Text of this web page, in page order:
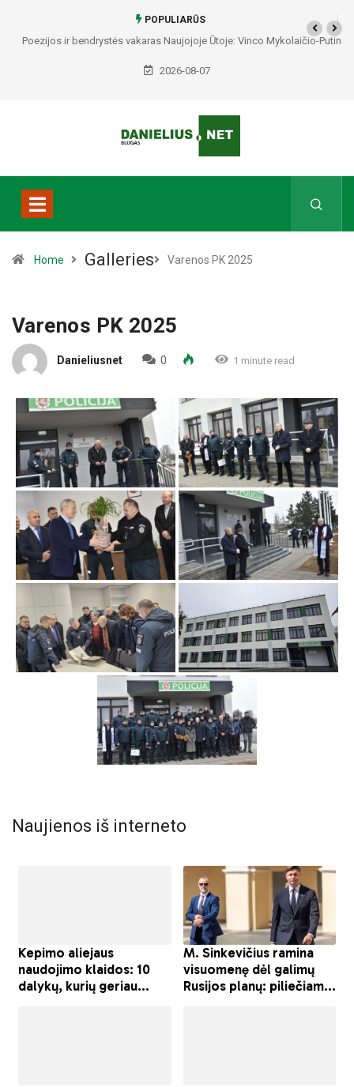
POPULIARŪS
Poezijos ir bendrystės vakaras Naujojoje Ūtoje: Vinco Mykolaičio-Putino
tėviškėje skambės eilės, dainos ir arbatos puodelių šiluma
2026-08-07
Home Galleries Varenos PK 2025
Varenos PK 2025
Danieliusnet 0 1 minute read
Naujienos iš interneto